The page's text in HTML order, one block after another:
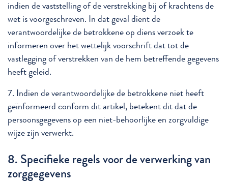
indien de vaststelling of de verstrekking bij of krachtens de
wet is voorgeschreven. In dat geval dient de
verantwoordelijke de betrokkene op diens verzoek te
informeren over het wettelijk voorschrift dat tot de
vastlegging of verstrekken van de hem betreffende gegevens
heeft geleid.
7. Indien de verantwoordelijke de betrokkene niet heeft
geïnformeerd conform dit artikel, betekent dit dat de
persoonsgegevens op een niet-behoorlijke en zorgvuldige
wijze zijn verwerkt.
8. Specifieke regels voor de verwerking van
zorggegevens